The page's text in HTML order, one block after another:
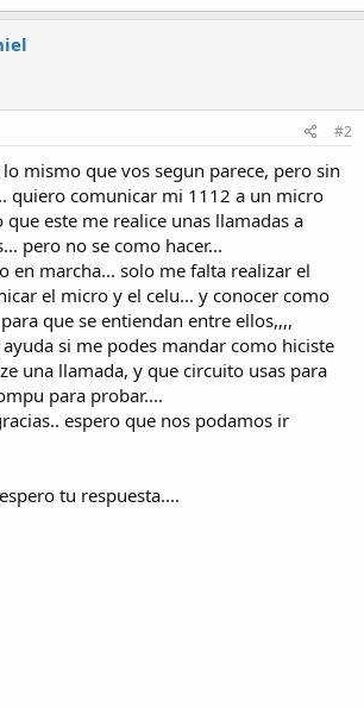
#2
mismo que vos segun parece, pero sin
quiero comunicar mi 1112 a un micro
este me realice unas llamadas a
pero no se como hacer...
en marcha... solo me falta realizar el
el micro y el celu... y conocer como
que se entiendan entre ellos,,,,
si me podes mandar como hiciste
una llamada, y que circuito usas para
para probar....
espero que nos podamos ir
tu respuesta....